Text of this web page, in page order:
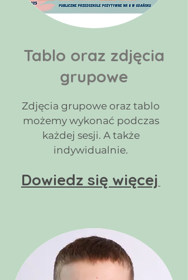
Tablo oraz zdjęcia
grupowe
Zdjęcia grupowe oraz tablo
możemy wykonać podczas
każdej sesji. A także
indywidualnie.
Dowiedz się więcej